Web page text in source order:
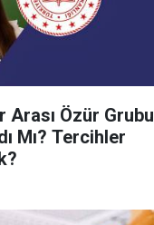
Özür Grubu
Mı? Tercihler